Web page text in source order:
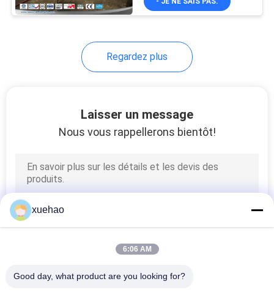
Regardez plus
Laisser un message
Nous vous rappellerons bientôt!
xuehao
6:06 AM
Good day, what product are you looking for?